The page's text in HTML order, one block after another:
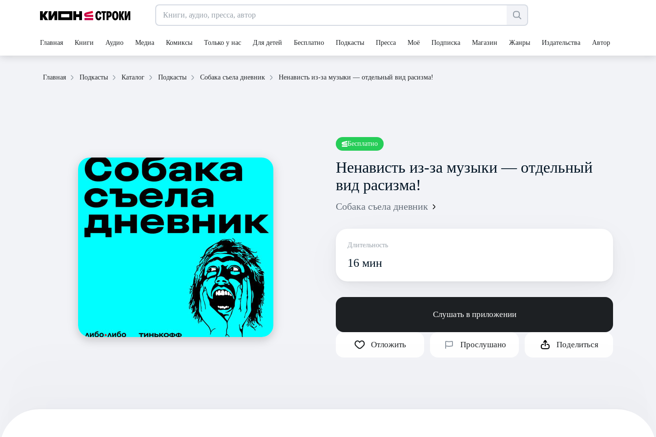
Главная Книги Аудио Медиа Комиксы Только у нас Для детей Бесплатно Подкасты Пресса Моё Подписка Магазин Жанры Издательства Авторы
Главная Подкасты Каталог Подкасты Собака съела дневник Ненависть из-за музыки — отдельный вид расизма!
Бесплатно
Ненависть из-за музыки — отдельный
вид расизма!
Собака съела дневник
Длительность
16 мин
Слушать в приложении
Отложить Прослушано Поделиться